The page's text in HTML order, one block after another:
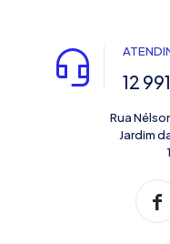
12
Rua
Jardim